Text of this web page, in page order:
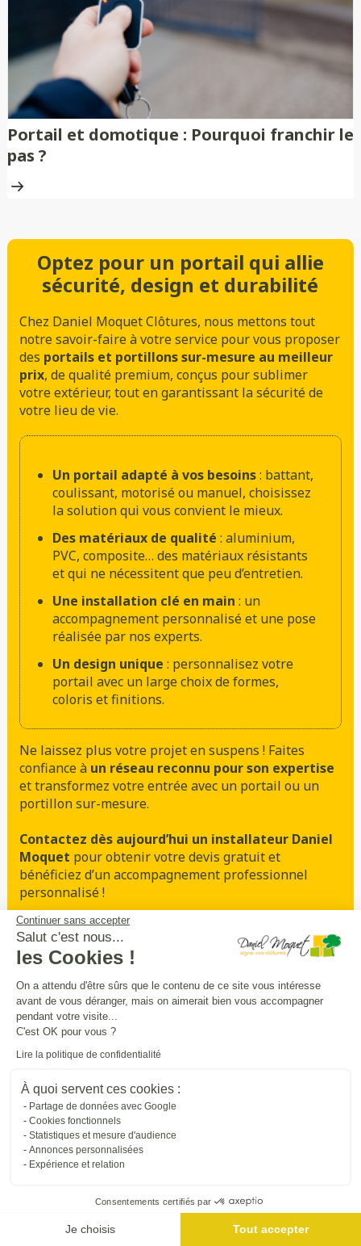
Continuer sans accepter
Salut c'est nous...
les Cookies !
On a attendu d'être sûrs que le contenu de ce site vous intéresse
avant de vous déranger, mais on aimerait bien vous accompagner
pendant votre visite...
C'est OK pour vous ?
Lire la politique de confidentialité
À quoi servent ces cookies :
Partage de données avec Google
Cookies fonctionnels
Statistiques et mesure d'audience
Annonces personnalisées
Expérience et relation
Consentements certifiés par
Je choisis Tout accepter
Portail et domotique : Pourquoi franchir le
pas ?
Optez pour un portail qui allie
sécurité, design et durabilité
Chez Daniel Moquet Clôtures, nous mettons tout
notre savoir-faire à votre service pour vous proposer
des portails et portillons sur-mesure au meilleur
prix, de qualité premium, conçus pour sublimer
votre extérieur, tout en garantissant la sécurité de
votre lieu de vie.
Un portail adapté à vos besoins: battant,
coulissant, motorisé ou manuel, choisissez
la solution qui vous convient le mieux.
Des matériaux de qualité : aluminium,
PVC, composite… des matériaux résistants
et qui ne nécessitent que peu d’entretien.
Une installation clé en main : un
accompagnement personnalisé et une pose
réalisée par nos experts.
Un design unique : personnalisez votre
portail avec un large choix de formes,
coloris et finitions.
Ne laissez plus votre projet en suspens ! Faites
confiance à un réseau reconnu pour son expertise
et transformez votre entrée avec un portail ou un
portillon sur-mesure.
Contactez dès aujourd’hui un installateur Daniel
Moquet pour obtenir votre devis gratuit et
bénéficiez d’un accompagnement professionnel
personnalisé !
Prendre rendez-vous
Sécurité intimité praticité
entourezet
beauté
Trouver une entreprise proche de chez vous